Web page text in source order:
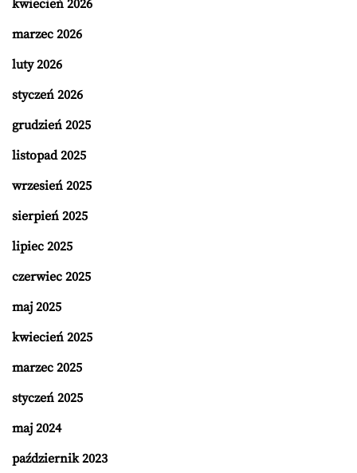
kwiecień 2026
marzec 2026
luty 2026
styczeń 2026
grudzień 2025
listopad 2025
wrzesień 2025
sierpień 2025
lipiec 2025
czerwiec 2025
maj 2025
kwiecień 2025
marzec 2025
styczeń 2025
maj 2024
październik 2023